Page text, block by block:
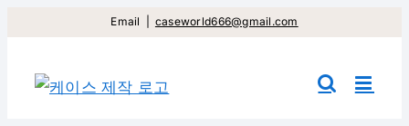
Email caseworld666@gmail.com